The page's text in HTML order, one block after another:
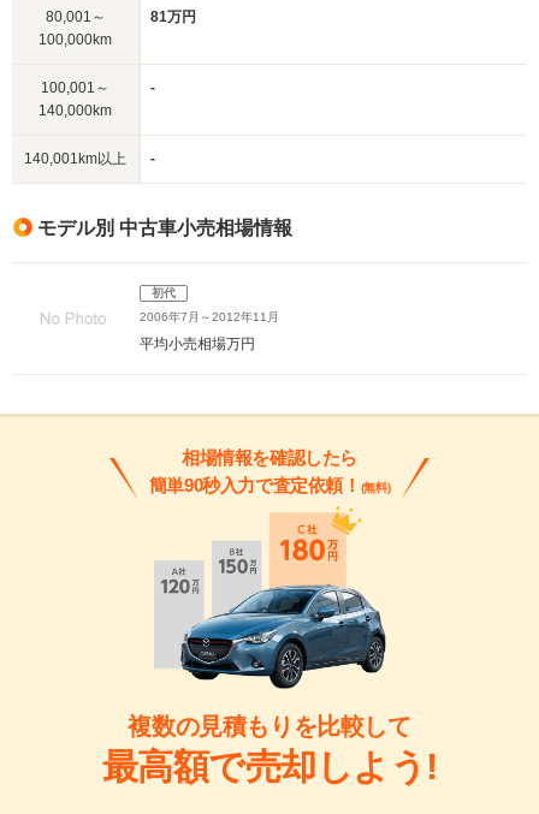
80,001～
100,000km
81万円
100,001～
140,000km
-
140,001km以上 -
モデル別 中古車小売相場情報
初代
2006年7月～2012年11月
平均小売相場万円
相場情報を確認したら
簡単90秒入力で査定依頼！ (無料)
複数の見積もりを比較して
最高額で売却しよう!